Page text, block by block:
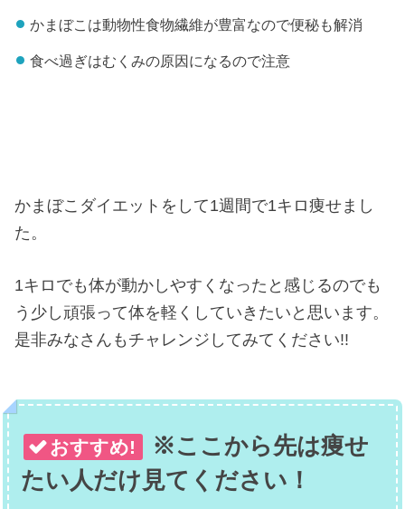
かまぼこは動物性食物繊維が豊富なので便秘も解消
食べ過ぎはむくみの原因になるので注意
かまぼこダイエットをして1週間で1キロ痩せまし
た。
1キロでも体が動かしやすくなったと感じるのでも
う少し頑張って体を軽くしていきたいと思います。
是非みなさんもチャレンジしてみてください!!
おすすめ!
※ここから先は痩せ
たい人だけ見てください！